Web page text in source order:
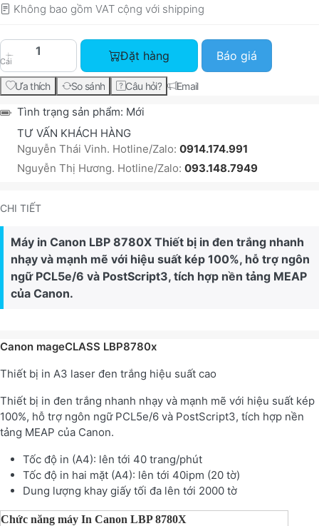
Không bao gồm VAT cộng với shipping
Cái
Máy in Canon LBP 8780X với giá 29.900.000₫,
Đặt hàng Báo giá
Ưa thích So sánh Câu hỏi? Email
Tình trạng sản phẩm: Mới
TƯ VẤN KHÁCH HÀNG
Nguyễn Thái Vinh. Hotline/Zalo: 0914.174.991
Nguyễn Thị Hương. Hotline/Zalo: 093.148.7949
CHI TIẾT
Máy in Canon LBP 8780X Thiết bị in đen trắng nhanh
nhạy và mạnh mẽ với hiệu suất kép 100%, hỗ trợ ngôn
ngữ PCL5e/6 và PostScript3, tích hợp nền tảng MEAP
của Canon.
Canon mageCLASS LBP8780x
Thiết bị in A3 laser đen trắng hiệu suất cao
Thiết bị in đen trắng nhanh nhạy và mạnh mẽ với hiệu suất kép
100%, hỗ trợ ngôn ngữ PCL5e/6 và PostScript3, tích hợp nền
tảng MEAP của Canon.
Tốc độ in (A4): lên tới 40 trang/phút
Tốc độ in hai mặt (A4): lên tới 40ipm (20 tờ)
Dung lượng khay giấy tối đa lên tới 2000 tờ
Chức năng máy In Canon LBP 8780X